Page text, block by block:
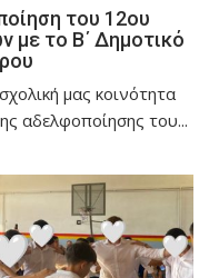
του 12ου
με το Β΄ Δημοτικό
μας κοινότητα
αδελφοποίησης του...